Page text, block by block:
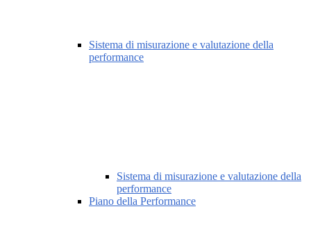
Sistema di misurazione e valutazione della
performance
Sistema di misurazione e valutazione della
performance
Piano della Performance